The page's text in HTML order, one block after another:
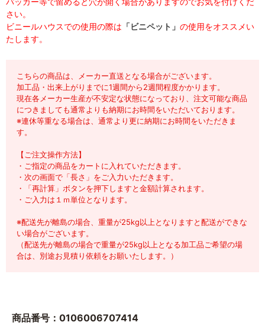
さい。
ビニールハウスでの使用の際は 「ビニペット」 の使用をオススメい
たします。
こちらの商品は、メーカー直送となる場合がございます。
加工品・出来上がりまでに1週間から2週間程度かかります。
現在各メーカー生産が不安定な状態になっており、注文可能な商品
につきましても通常よりも納期にお時間をいただいております。
※連休等重なる場合は、通常より更に納期にお時間をいただきま
す。
【ご注文操作方法】
・ご指定の商品をカートに入れていただきます。
・次の画面で「長さ」をご入力いただきます。
・「再計算」ボタンを押下しますと金額計算されます。
・ご入力は１ｍ単位となります。
※配送先が離島の場合、重量が25kg以上となりますと配送ができな
い場合がございます。
（配送先が離島の場合で重量が25kg以上となる加工品ご希望の場
合は、別途お見積り依頼をお願いたします。）
商品番号：0106006707414